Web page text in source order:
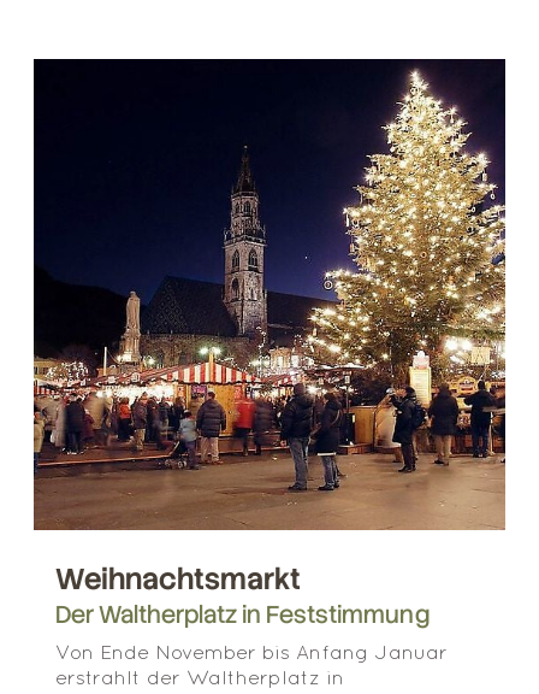
Weihnachtsmarkt
Der Waltherplatz in Feststimmung
Von Ende November bis Anfang Januar
erstrahlt der Waltherplatz in